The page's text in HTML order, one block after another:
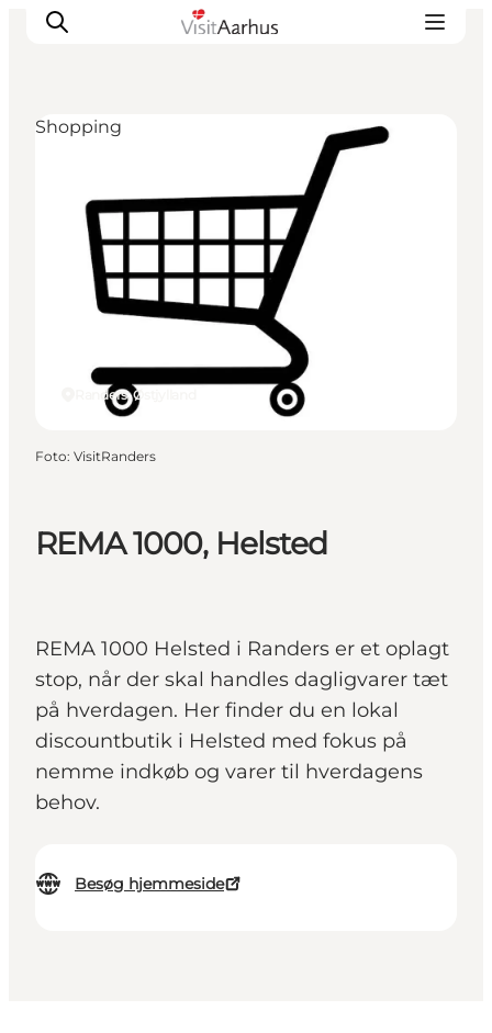
Kalender
Byer og steder
Planlæg ferien
Transport
REMA 1000, Helsted
REMA 1000 Helsted i Randers er et oplagt
stop, når der skal handles dagligvarer tæt
på hverdagen. Her finder du en lokal
discountbutik i Helsted med fokus på
nemme indkøb og varer til hverdagens
behov.
Besøg hjemmeside
Randers, Østjylland
Shopping
Foto: VisitRanders